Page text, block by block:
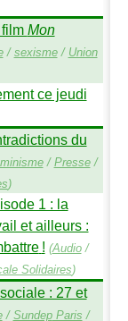
Mon
/ sexisme/ Union
ce jeudi
du
/ Presse/
)
1 : la
et ailleurs :
! (Audio/
Solidaires)
: 27 et
/ SundepParis /